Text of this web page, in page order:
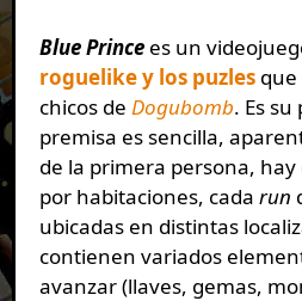
Blue Princees un
roguelike y los puzlesque
chicos de Dogubomb. Es
premisa es sencilla,
de la primera persona,
por habitaciones, cada run
ubicadas en distintas
contienen variados
avanzar (llaves, gemas,